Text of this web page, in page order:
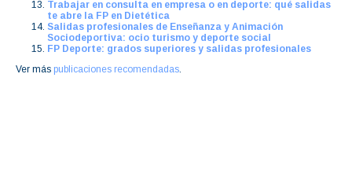
Trabajar en consulta en empresa o en deporte: qué salidas
te abre la FP en Dietética
Salidas profesionales de Enseñanza y Animación
Sociodeportiva: ocio turismo y deporte social
FP Deporte: grados superiores y salidas profesionales
Ver más publicaciones recomendadas.